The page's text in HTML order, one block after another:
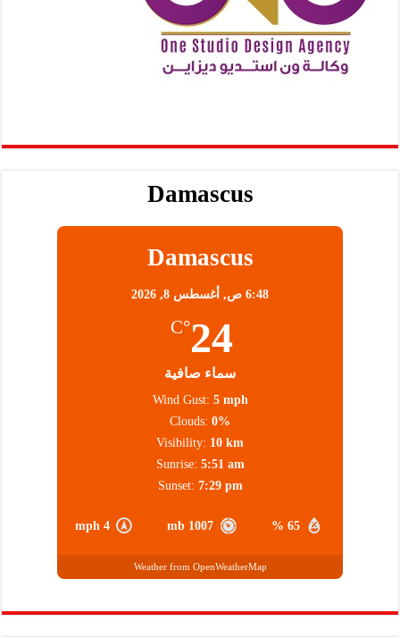
Damascus
Damascus
6:48 ص, أغسطس 8, 2026
24
°C
سماء صافية
65 %
1007 mb
4 mph
Wind Gust: 5 mph
Clouds: 0%
Visibility: 10 km
Sunrise: 5:51 am
Sunset: 7:29 pm
Weather from OpenWeatherMap